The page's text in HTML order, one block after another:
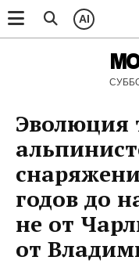
AI
Эволюция
годов до
не от
от